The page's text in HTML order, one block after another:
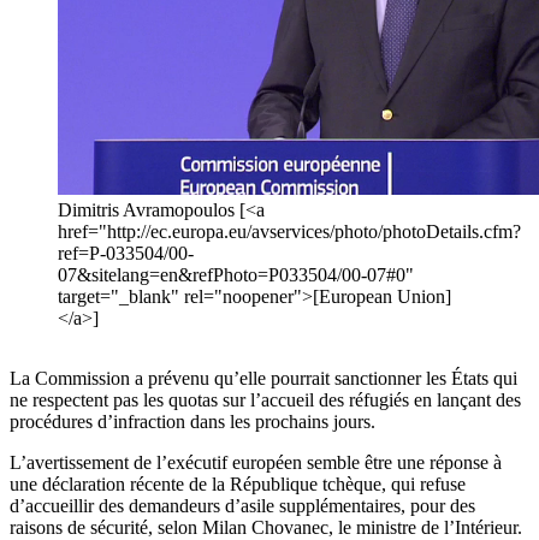
Dimitris Avramopoulos [<a
href="http://ec.europa.eu/avservices/photo/photoDetails.cfm?
ref=P-033504/00-
07&sitelang=en&refPhoto=P033504/00-07#0"
target="_blank" rel="noopener">[European Union]
</a>]
La Commission a prévenu qu’elle pourrait sanctionner les États qui
ne respectent pas les quotas sur l’accueil des réfugiés en lançant des
procédures d’infraction dans les prochains jours.
L’avertissement de l’exécutif européen semble être une réponse à
une déclaration récente de la République tchèque, qui refuse
d’accueillir des demandeurs d’asile supplémentaires, pour des
raisons de sécurité, selon Milan Chovanec, le ministre de l’Intérieur.